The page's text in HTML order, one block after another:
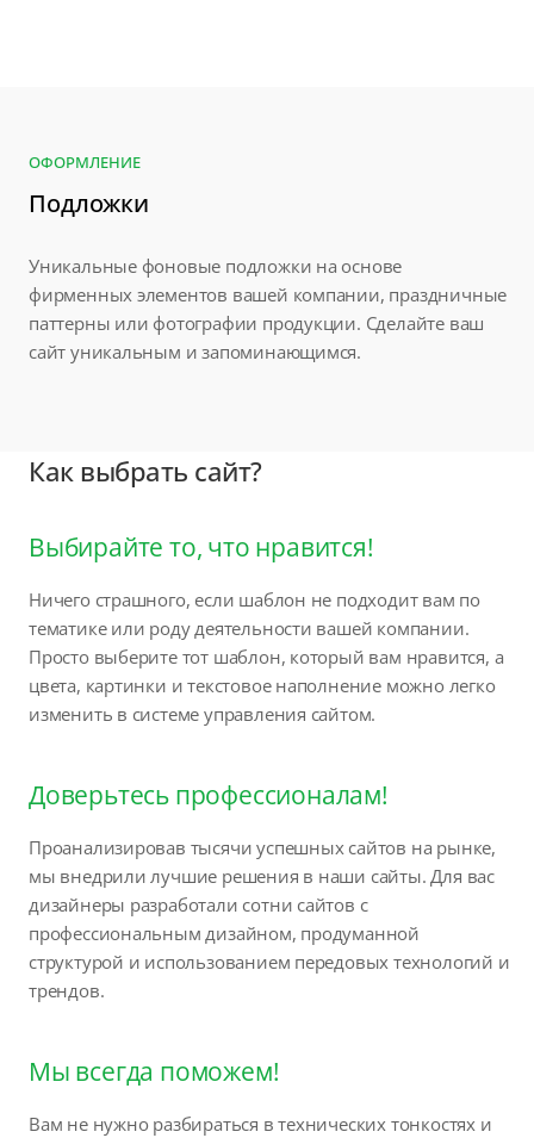
ОФОРМЛЕНИЕ
Подложки
Уникальные фоновые подложки на основе
фирменных элементов вашей компании, праздничные
паттерны или фотографии продукции. Сделайте ваш
сайт уникальным и запоминающимся.
Как выбрать сайт?
Выбирайте то, что нравится!
Ничего страшного, если шаблон не подходит вам по
тематике или роду деятельности вашей компании.
Просто выберите тот шаблон, который вам нравится, а
цвета, картинки и текстовое наполнение можно легко
изменить в системе управления сайтом.
Доверьтесь профессионалам!
Проанализировав тысячи успешных сайтов на рынке,
мы внедрили лучшие решения в наши сайты. Для вас
дизайнеры разработали сотни сайтов с
профессиональным дизайном, продуманной
структурой и использованием передовых технологий и
трендов.
Мы всегда поможем!
Вам не нужно разбираться в технических тонкостях и